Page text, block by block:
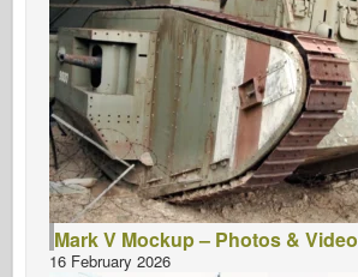
Mark V Mockup – Photos & Video
16 February 2026